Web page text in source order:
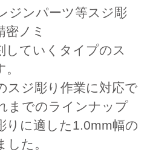
ジンパーツ等スジ彫
密ノミ
していくタイプのス
スジ彫り作業に対応で
までのラインナップ
りに適した1.0mm幅の
した。